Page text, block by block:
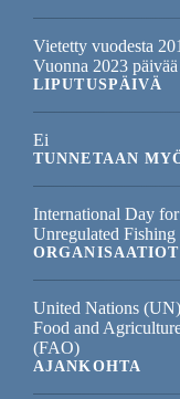
Vietetty vuodesta
Vuonna 2023
LIPUTUSPÄIVÄ
Ei
TUNNETAAN
International Day
Unregulated Fishing
ORGANISAATIOT
United Nations (UN)
Food and
(FAO)
AJANKOHTA